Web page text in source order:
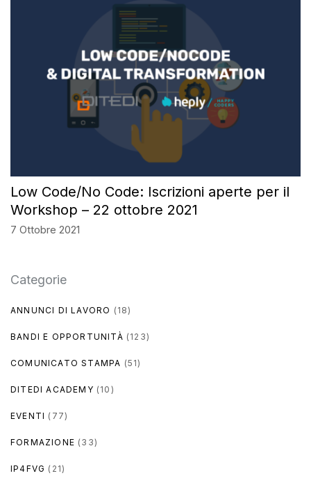
Low Code/No Code: Iscrizioni aperte per il
Workshop – 22 ottobre 2021
7 Ottobre 2021
Categorie
ANNUNCI DI LAVORO (18)
BANDI E OPPORTUNITÀ (123)
COMUNICATO STAMPA (51)
DITEDI ACADEMY (10)
EVENTI (77)
FORMAZIONE (33)
IP4FVG (21)